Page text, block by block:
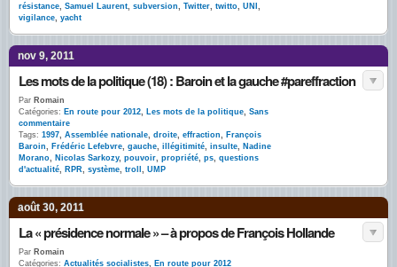
résistance, Samuel Laurent, subversion, Twitter, twitto, UNI ,
vigilance, yacht
nov 9, 2011
Les mots de la politique (18) : Baroin et la gauche #pareffraction
Par Romain
Catégories: En route pour 2012, Les mots de la politique, Sans
commentaire
Tags: 1997, Assemblée nationale, droite, effraction, François
Baroin, Frédéric Lefebvre, gauche, illégitimité, insulte, Nadine
Morano, Nicolas Sarkozy, pouvoir, propriété, ps, questions
d'actualité, RPR, système, troll , UMP
août 30, 2011
La « présidence normale » – à propos de François Hollande
Par Romain
Catégories: Actualités socialistes, En route pour 2012